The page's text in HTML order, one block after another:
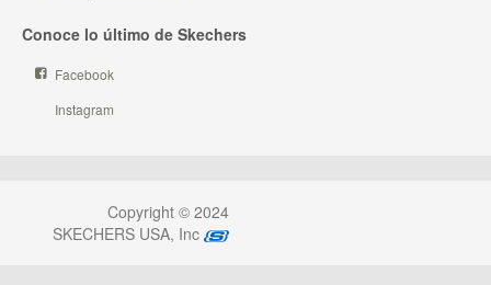
Conoce lo último de Skechers
Facebook
Instagram
Copyright © 2024
SKECHERS USA, Inc